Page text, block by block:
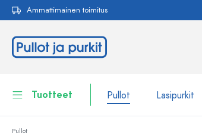
Siirry päänavigointiin
Ammattimainen toimitus
Tuotteet Pullot Lasipurkit
Pullot